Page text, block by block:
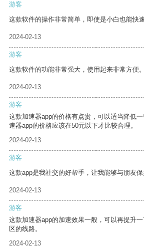
游客
这款软件的操作非常简单，即使是小白也能快速
2024-02-13
游客
这款软件的功能非常强大，使用起来非常方便。
2024-02-13
游客
这款加速器app的价格有点贵，可以适当降低
速器app的价格应该在50元以下才比较合理。
2024-02-13
游客
这款app是我社交的好帮手，让我能够与朋友保
2024-02-13
游客
这款加速器app的加速效果一般，可以再提升
区的线路。
2024-02-13